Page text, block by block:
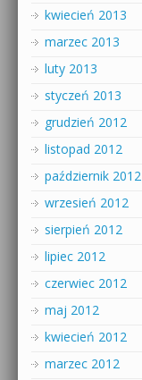
kwiecień 2013
marzec 2013
luty 2013
styczeń 2013
grudzień 2012
listopad 2012
październik 2012
wrzesień 2012
sierpień 2012
lipiec 2012
czerwiec 2012
maj 2012
kwiecień 2012
marzec 2012